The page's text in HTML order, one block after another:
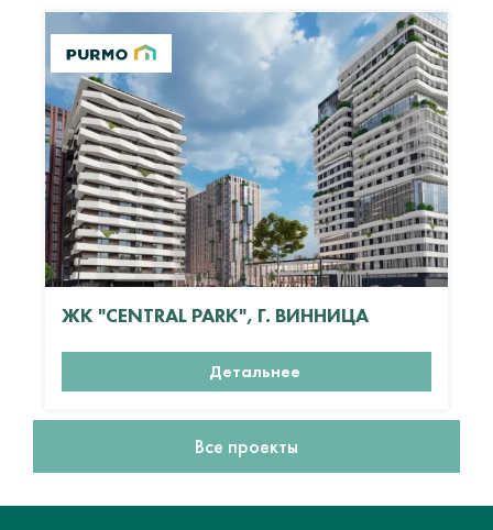
ЖК "CENTRAL PARK", Г. ВИННИЦА
Детальнее
Все проекты